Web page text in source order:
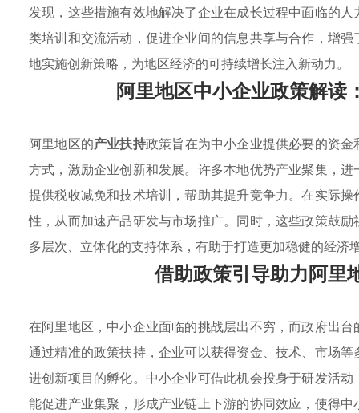
发现，这些措施有效地解决了企业在成长过程中面临的
类培训和交流活动，促进企业间的信息共享与合作，增
地实施创新策略，为地区经济的可持续增长注入新动力。
阿里地区中小企业政策解读
阿里地区的产业扶持政策旨在为中小企业提供必要的资
方式，激励企业创新和发展。许多本地优势产业聚集，
提供税收减免和技术培训，帮助其提升竞争力。在实际
性，从而加速产品研发与市场推广。同时，这些政策鼓
多层次、立体化的支持体系，有助于打造更加稳健的经济
借助政策引导助力阿里
在阿里地区，中小企业面临的挑战层出不穷，而政府出台
通过精准的政策扶持，企业可以获得资金、技术、市场
进创新项目的孵化。中小企业可借此机会投身于研发活
能促进产业集聚，形成产业链上下游的协同效应，使得